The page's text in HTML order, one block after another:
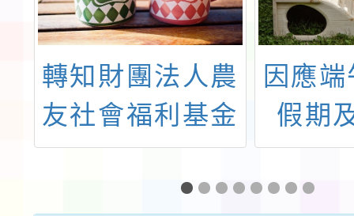
轉知財團法人農
友社會福利基金
會以「蔬菜狂
想」為主題舉辦
因應
假期
至，
域安